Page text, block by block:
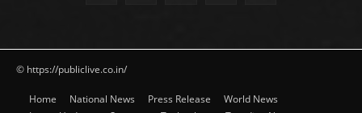
© https://publiclive.co.in/
Home National News Press Release
World News